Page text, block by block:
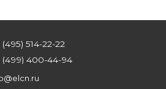
(495) 514-22-22
(499) 400-44-94